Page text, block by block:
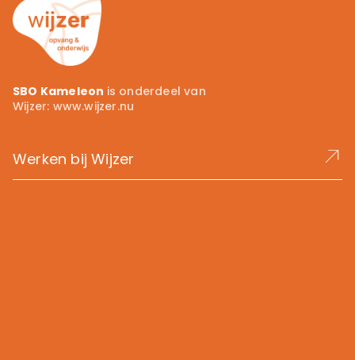
SBO Kameleon is onderdeel van
Wijzer: www.wijzer.nu
Werken bij Wijzer